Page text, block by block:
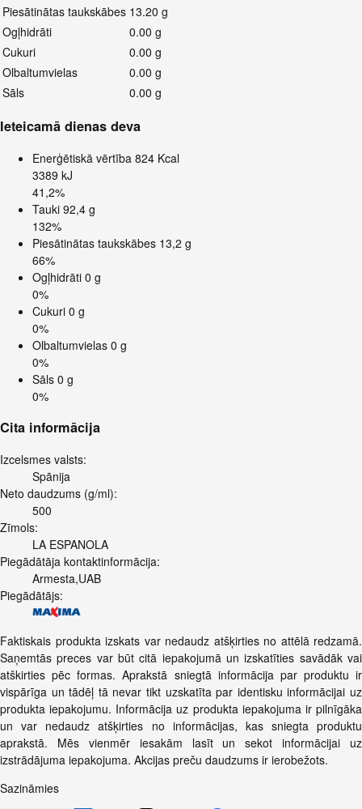
Piesātinātas taukskābes 13.20 g
Ogļhidrāti
0.00 g
Cukuri
0.00 g
Olbaltumvielas
0.00 g
Sāls
0.00 g
Ieteicamā dienas deva
Enerģētiskā vērtība 824 Kcal
3389 kJ
41,2%
Tauki 92,4 g
132%
Piesātinātas taukskābes 13,2 g
66%
Ogļhidrāti 0 g
0%
Cukuri 0 g
0%
Olbaltumvielas 0 g
0%
Sāls 0 g
0%
Cita informācija
Izcelsmes valsts:
Spānija
Neto daudzums (g/ml):
500
Zīmols:
LA ESPANOLA
Piegādātāja kontaktinformācija:
Armesta,UAB
Piegādātājs:
Faktiskais produkta izskats var nedaudz atšķirties no attēlā redzamā.
Saņemtās preces var būt citā iepakojumā un izskatīties savādāk vai
atškirties pēc formas. Aprakstā sniegtā informācija par produktu ir
vispārīga un tādēļ tā nevar tikt uzskatīta par identisku informācijai uz
produkta iepakojumu. Informācija uz produkta iepakojuma ir pilnīgāka
un var nedaudz atšķirties no informācijas, kas sniegta produktu
aprakstā. Mēs vienmēr iesakām lasīt un sekot informācijai uz
izstrādājuma iepakojuma. Akcijas preču daudzums ir ierobežots.
Sazināmies